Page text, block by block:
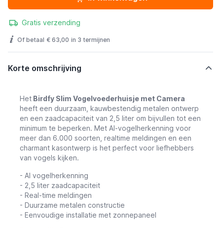
Gratis verzending
Of betaal € 63,00 in 3 termijnen
Korte omschrijving
Het Birdfy Slim Vogelvoederhuisje met Camera
heeft een duurzaam, kauwbestendig metalen ontwerp
en een zaadcapaciteit van 2,5 liter om bijvullen tot een
minimum te beperken. Met AI-vogelherkenning voor
meer dan 6.000 soorten, realtime meldingen en een
charmant kasontwerp is het perfect voor liefhebbers
van vogels kijken.
- AI vogelherkenning
- 2,5 liter zaadcapaciteit
- Real-time meldingen
- Duurzame metalen constructie
- Eenvoudige installatie met zonnepaneel